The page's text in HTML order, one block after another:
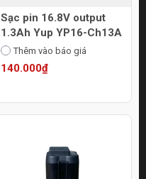
Sạc pin 16.8V output
1.3Ah Yup YP16-Ch13A
Thêm vào báo giá
140.000₫